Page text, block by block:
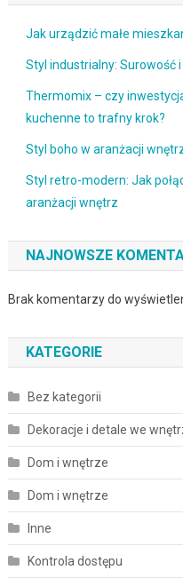
Jak urządzić małe
Styl industrialny: Surowość
Thermomix – czy
kuchenne to trafny krok?
Styl boho w aranżacji
Styl retro-modern: Jak
aranżacji wnętrz
NAJNOWSZE
Brak komentarzy do
KATEGORIE
Bez kategorii
Dekoracje i detale we
Dom i wnętrze
Dom i wnętrze
Inne
Kontrola dostępu